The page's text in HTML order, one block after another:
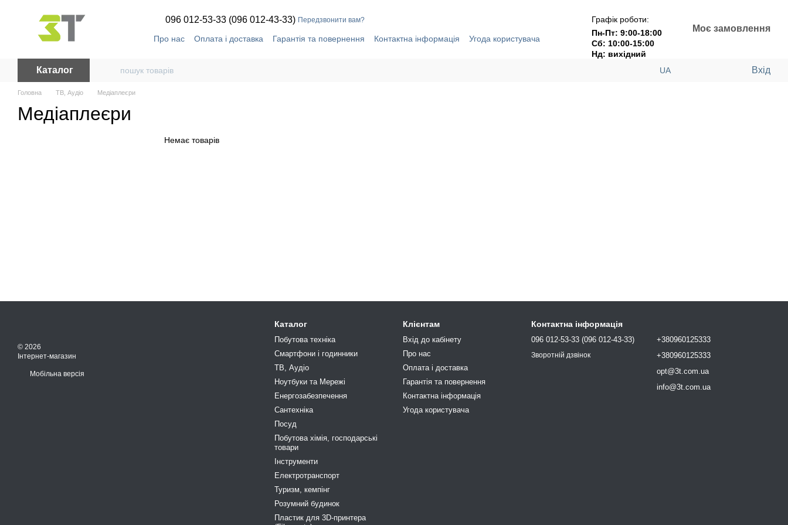
096 012-53-33 (096 012-43-33) Передзвонити вам?
Про нас Оплата і доставка Гарантія та повернення Контактна інформація Угода користувача
Графік роботи:
Пн-Пт: 9:00-18:00
Сб: 10:00-15:00
Нд: вихідний
Моє замовлення
Каталог UA Вхід
Головна ТВ, Аудіо Медіаплеєри
Медіаплеєри
Немає товарів
© 2026
Інтернет-магазин
Мобільна версія
Каталог
Побутова техніка
Смартфони і годинники
ТВ, Аудіо
Ноутбуки та Мережі
Енергозабезпечення
Сантехніка
Посуд
Побутова хімія, господарськi
товари
Інструменти
Електротранспорт
Туризм, кемпiнг
Розумний будинок
Пластик для 3D-принтера
Клієнтам
Вхід до кабінету
Про нас
Оплата і доставка
Гарантія та повернення
Контактна інформація
Угода користувача
Контактна інформація
096 012-53-33 (096 012-43-33)
Зворотній дзвінок
+380960125333
+380960125333
opt@3t.com.ua
info@3t.com.ua